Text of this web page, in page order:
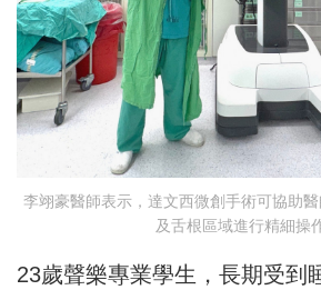
李翊豪醫師表示，達文西微創手術可協助
及舌根區域進行精細操
23歲聲樂專業學生，長期受到